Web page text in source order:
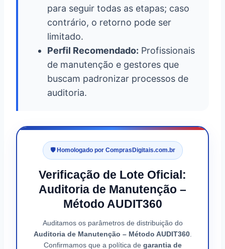
para seguir todas as etapas; caso
contrário, o retorno pode ser
limitado.
Perfil Recomendado: Profissionais
de manutenção e gestores que
buscam padronizar processos de
auditoria.
🛡️ Homologado por ComprasDigitais.com.br
Verificação de Lote Oficial:
Auditoria de Manutenção –
Método AUDIT360
Auditamos os parâmetros de distribuição do
Auditoria de Manutenção – Método AUDIT360.
Confirmamos que a política de garantia de